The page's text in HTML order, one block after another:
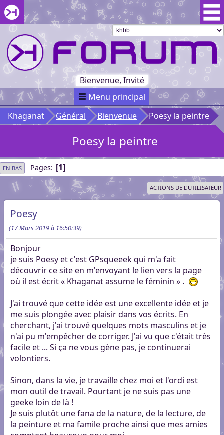
Aller au menu du forum
Aller au contenu du forum
Aller à la recherche dans le forum
Passer le
menu
Khaganat
Retour
au début
du menu
Khaganat
Bienvenue, Invité
Menu principal
Khaganat
Général Bienvenue Poesy la peintre
Poesy la peintre
EN BAS Pages 1
ACTIONS DE L'UTILISATEUR
Poesy
(17 Mars 2019 à 16:50:39)
Bonjour
je suis Poesy et c'est GPsqueeek qui m'a fait
découvrir ce site en m'envoyant le lien vers la page
où il est écrit « Khaganat assume le féminin » .
J'ai trouvé que cette idée est une excellente idée et je
me suis plongée avec plaisir dans vos écrits. En
cherchant, j'ai trouvé quelques mots masculins et je
n'ai pu m'empêcher de corriger. J'ai vu que c'était très
facile et ... Si ça ne vous gène pas, je continuerai
volontiers.
Sinon, dans la vie, je travaille chez moi et l'ordi est
mon outil de travail. Pourtant je ne suis pas une
geeke loin de là !
Je suis plutôt une fana de la nature, de la lecture, de
la peinture et ma famile proche ainsi que mes amies